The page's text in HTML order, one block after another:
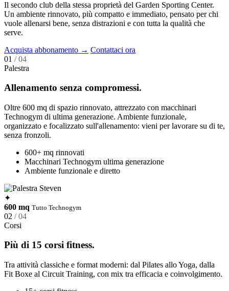
Il secondo club della stessa proprietà del Garden Sporting Center.
Un ambiente rinnovato, più compatto e immediato, pensato per chi
vuole allenarsi bene, senza distrazioni e con tutta la qualità che
serve.
Acquista abbonamento → Contattaci ora
01 / 04
Palestra
Allenamento senza compromessi.
Oltre 600 mq di spazio rinnovato, attrezzato con macchinari
Technogym di ultima generazione. Ambiente funzionale,
organizzato e focalizzato sull'allenamento: vieni per lavorare su di te,
senza fronzoli.
600+ mq rinnovati
Macchinari Technogym ultima generazione
Ambiente funzionale e diretto
✦
600 mq Tutto Technogym
02 / 04
Corsi
Più di 15 corsi fitness.
Tra attività classiche e format moderni: dal Pilates allo Yoga, dalla
Fit Boxe al Circuit Training, con mix tra efficacia e coinvolgimento.